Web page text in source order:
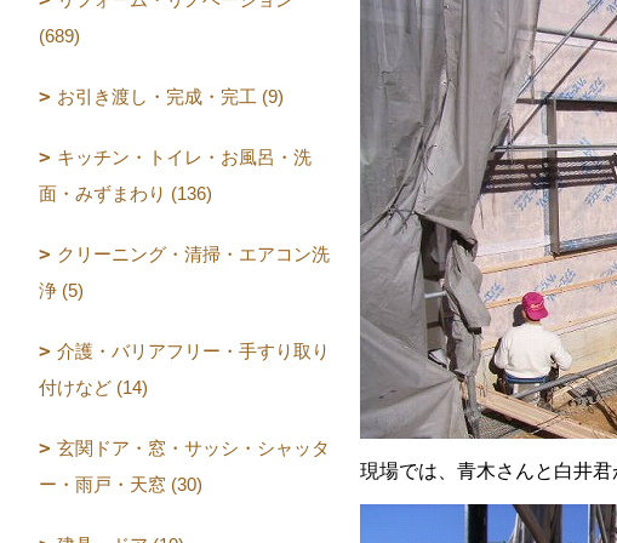
現場では、青木さんと白井君
(689)
お引き渡し・完成・完工 (9)
キッチン・トイレ・お風呂・洗
面・みずまわり (136)
クリーニング・清掃・エアコン洗
浄 (5)
介護・バリアフリー・手すり取り
付けなど (14)
玄関ドア・窓・サッシ・シャッタ
ー・雨戸・天窓 (30)